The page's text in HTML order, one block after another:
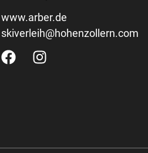
www.arber.de
skiverleih@hohenzollern.com